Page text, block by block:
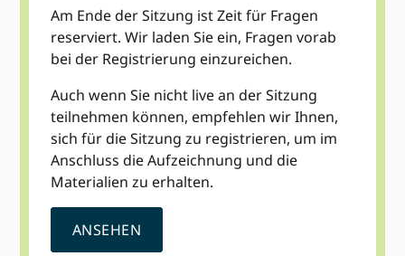
Am Ende der Sitzung ist Zeit für Fragen
reserviert. Wir laden Sie ein, Fragen vorab
bei der Registrierung einzureichen.
Auch wenn Sie nicht live an der Sitzung
teilnehmen können, empfehlen wir Ihnen,
sich für die Sitzung zu registrieren, um im
Anschluss die Aufzeichnung und die
Materialien zu erhalten.
ANSEHEN